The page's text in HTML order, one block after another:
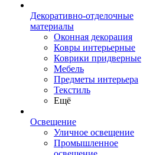
Декоративно-отделочные
материалы
Оконная декорация
Ковры интерьерные
Коврики придверные
Мебель
Предметы интерьера
Текстиль
Ещё
Освещение
Уличное освещение
Промышленное